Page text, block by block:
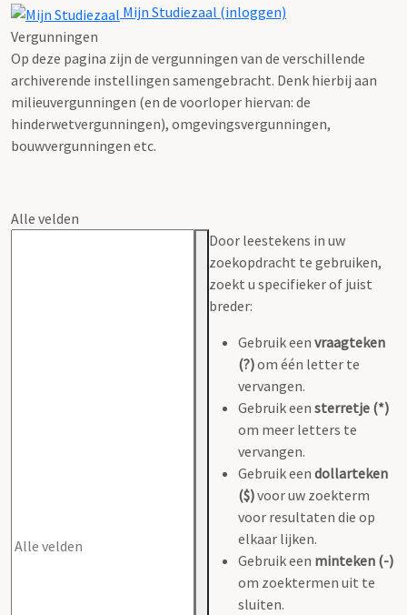
Mijn Studiezaal (inloggen)
Vergunningen
Op deze pagina zijn de vergunningen van de verschillende
archiverende instellingen samengebracht. Denk hierbij aan
milieuvergunningen (en de voorloper hiervan: de
hinderwetvergunningen), omgevingsvergunningen,
bouwvergunningen etc.
Alle velden
Door leestekens in uw
zoekopdracht te gebruiken,
zoekt u specifieker of juist
breder:
Gebruik een vraagteken
(?)om één letter te
vervangen.
Gebruik een sterretje (*)
om meer letters te
vervangen.
Gebruik een dollarteken
($)voor uw zoekterm
voor resultaten die op
elkaar lijken.
Gebruik een minteken (-)
om zoektermen uit te
sluiten.